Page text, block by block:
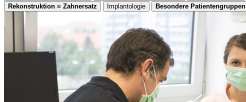
Rekonstruktion = Zahnersatz
Implantologie Besondere Patientengruppen